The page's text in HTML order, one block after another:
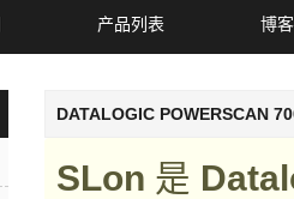
产品列表 博客
D​A​T​A​L​O​G​I​C​ ​P​O​W​E​R​S​C​A​N​
SLon 是